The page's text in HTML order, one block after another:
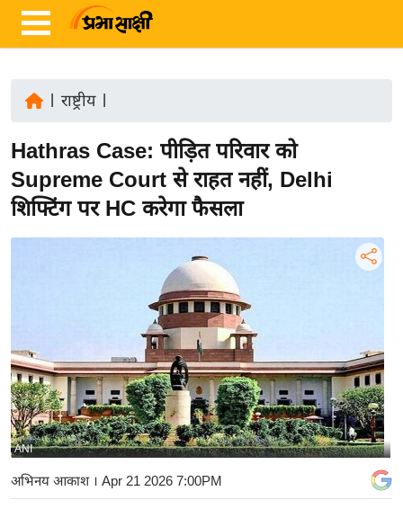
ज़ा
ख
ब
र
त
र्रा
ष्ट्री
य
बि
ज़
ने
राष्ट्रीय|
Hathras Case: पीड़ित परिवार को
Supreme Court से राहत नहीं, Delhi
शिफ्टिंग पर HC करेगा फैसला
ANI
अभिनय आकाश। Apr 21 2026 7:00PM